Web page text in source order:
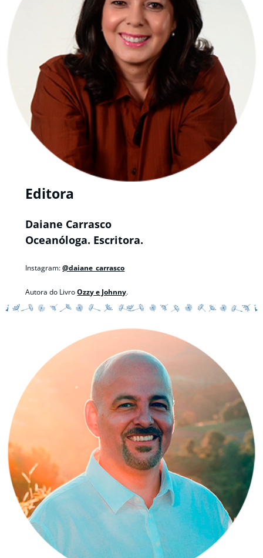
Editora
Daiane Carrasco
Oceanóloga. Escritora.
Instagram:@daiane_carrasco
Autora do LivroOzzy e Johnny.